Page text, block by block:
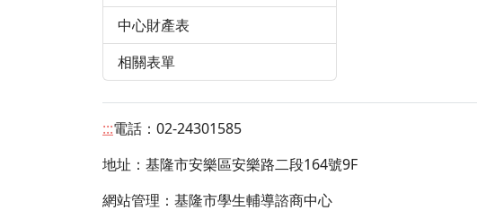
中心財產表
相關表單
:::電話：02-24301585
地址： 基隆市安樂區安樂路二段164號9F
網站管理：基隆市學生輔導諮商中心